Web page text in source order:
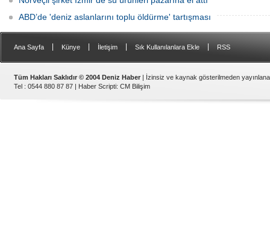
ABD’de 'deniz aslanlarını toplu öldürme' tartışması
Ana Sayfa Künye İletişim Sık Kullanılanlara Ekle RSS
Tüm Hakları Saklıdır © 2004 Deniz Haber | İzinsiz ve kaynak gösterilmeden
Tel : 0544 880 87 87 | Haber Scripti: CM Bilişim